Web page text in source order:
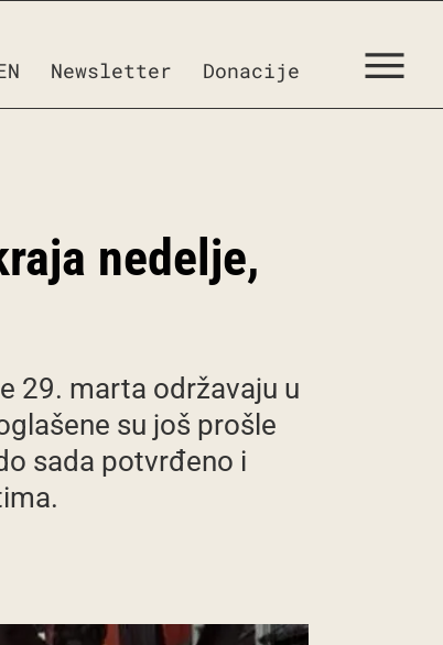
Newsletter Donacije
nedelje,
29. marta održavaju u
su još prošle
sada potvrđeno i